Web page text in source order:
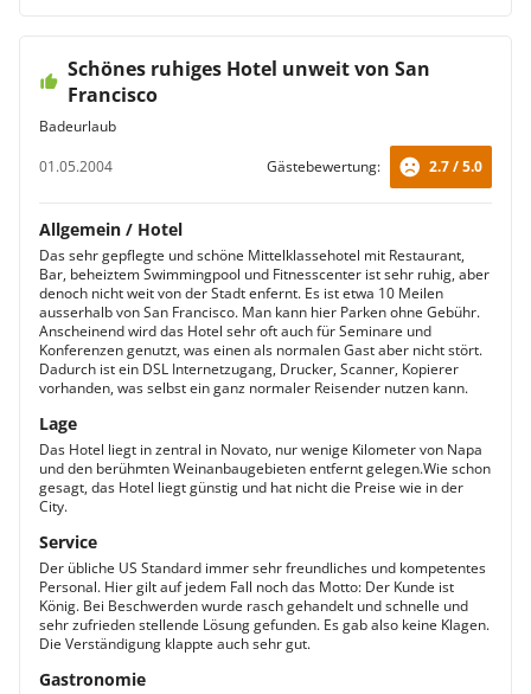
Schönes ruhiges Hotel unweit von San
Francisco
Badeurlaub
01.05.2004
Gästebewertung: 2.7 / 5.0
Allgemein / Hotel
Das sehr gepflegte und schöne Mittelklassehotel mit Restaurant,
Bar, beheiztem Swimmingpool und Fitnesscenter ist sehr ruhig, aber
denoch nicht weit von der Stadt enfernt. Es ist etwa 10 Meilen
ausserhalb von San Francisco. Man kann hier Parken ohne Gebühr.
Anscheinend wird das Hotel sehr oft auch für Seminare und
Konferenzen genutzt, was einen als normalen Gast aber nicht stört.
Dadurch ist ein DSL Internetzugang, Drucker, Scanner, Kopierer
vorhanden, was selbst ein ganz normaler Reisender nutzen kann.
Lage
Das Hotel liegt in zentral in Novato, nur wenige Kilometer von Napa
und den berühmten Weinanbaugebieten entfernt gelegen.Wie schon
gesagt, das Hotel liegt günstig und hat nicht die Preise wie in der
City.
Service
Der übliche US Standard immer sehr freundliches und kompetentes
Personal. Hier gilt auf jedem Fall noch das Motto: Der Kunde ist
König. Bei Beschwerden wurde rasch gehandelt und schnelle und
sehr zufrieden stellende Lösung gefunden. Es gab also keine Klagen.
Die Verständigung klappte auch sehr gut.
Gastronomie